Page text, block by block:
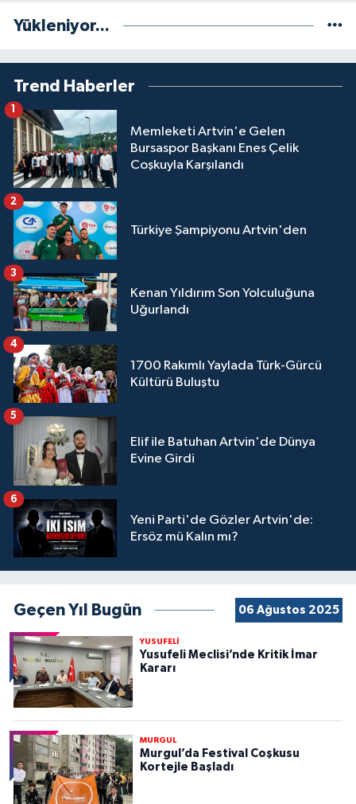
Yükleniyor...
Trend Haberler
Memleketi Artvin'e Gelen
Bursaspor Başkanı Enes Çelik
Coşkuyla Karşılandı
Türkiye Şampiyonu Artvin'den
2
Kenan Yıldırım Son Yolculuğuna
Uğurlandı
3
1700 Rakımlı Yaylada Türk-Gürcü
Kültürü Buluştu
4
Elif ile Batuhan Artvin'de Dünya
Evine Girdi
5
Yeni Parti'de Gözler Artvin'de:
Ersöz mü Kalın mı?
6
Geçen Yıl Bugün 06 Ağustos 2025
YUSUFELİ
Yusufeli Meclisi’nde Kritik İmar
Kararı
MURGUL
Murgul’da Festival Coşkusu
Kortejle Başladı